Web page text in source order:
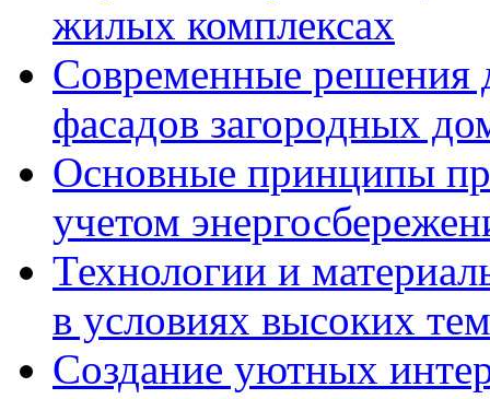
жилых комплексах
Современные решения
фасадов загородных
Основные принципы
учетом
Технологии и
в условиях высоких
Создание уютных